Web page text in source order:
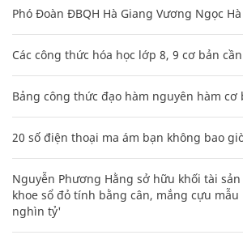
Phó Đoàn ĐBQH Hà Giang Vương Ngọc
Các công thức hóa học lớp 8, 9 cơ bản
Bảng công thức đạo hàm nguyên hàm cơ
20 số điện thoại ma ám bạn không bao
Nguyễn Phương Hằng sở hữu khối tài
khoe sổ đỏ tính bằng cân, mắng cựu
nghìn tỷ'